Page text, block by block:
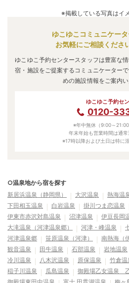
皮膚病、美肌などと言われていま
※掲載している写真はイ
ゆこゆこコミュニケー
お気軽にご相談ください
ゆこゆこ予約センタースタッフは豊富な
宿・施設をご提案するコミュニケーター
めの施設情報をご案内い
ゆこゆこ予約セ
0120-
※年中無休（9:00～21:00
年末年始も営業時間は通常
※17時以降および土日は特に
○温泉地から宿を探す
新居浜温泉（静岡県）
大沢温泉 熱海温
下田相玉温泉
白岩温泉 掛川つま恋温泉
伊東市赤沢対島温泉
沼津温泉
伊豆長岡
大滝温泉（河津温泉郷）
河津・峰温泉
河津温泉郷
笹原温泉（河津） 南熱海（
観音温泉
田牛温泉 石部温泉 岩地温泉
冷川温泉
八木沢温泉 原保温泉 竹倉温
稲子川温泉
瓜島温泉
御殿場乙女温泉